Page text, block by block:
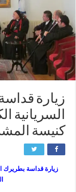
زيارة
السريانية
كنيسة
زيارة قداسة بطريرك